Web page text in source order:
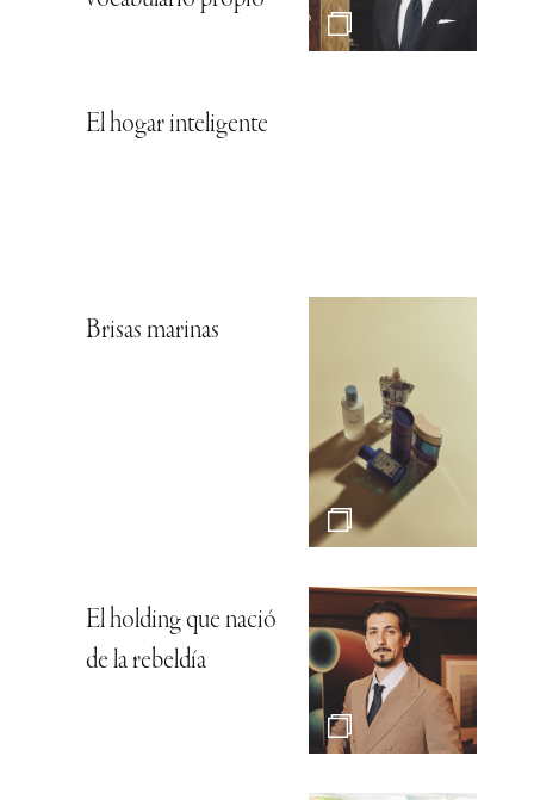
El hogar inteligente
Brisas marinas
El holding que nació
de la rebeldía